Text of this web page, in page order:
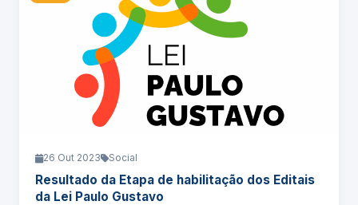
26 Out 2023 Social
Resultado da Etapa de habilitação dos Editais
da Lei Paulo Gustavo